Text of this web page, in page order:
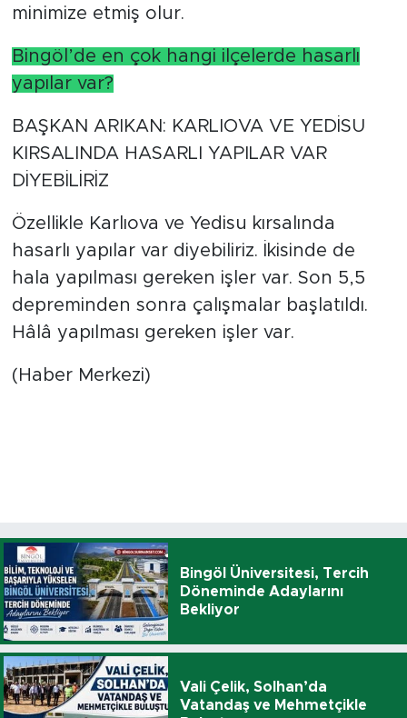
minimize etmiş olur.
Bingöl’de en çok hangi ilçelerde hasarlı
yapılar var?
BAŞKAN ARIKAN: KARLIOVA VE YEDİSU
KIRSALINDA HASARLI YAPILAR VAR
DİYEBİLİRİZ
Özellikle Karlıova ve Yedisu kırsalında
hasarlı yapılar var diyebiliriz. İkisinde de
hala yapılması gereken işler var. Son 5,5
depreminden sonra çalışmalar başlatıldı.
Hâlâ yapılması gereken işler var.
(Haber Merkezi)
Bingöl Üniversitesi, Tercih
Döneminde Adaylarını
Bekliyor
Vali Çelik, Solhan’da
Vatandaş ve Mehmetçikle